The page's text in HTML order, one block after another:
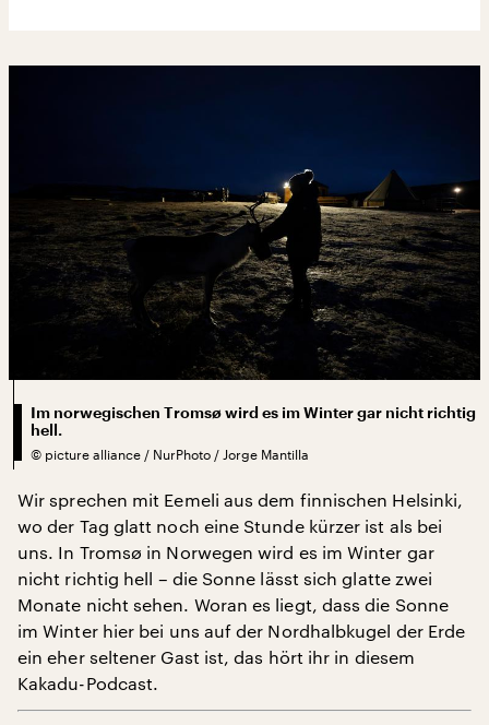
Im norwegischen Tromsø wird es im Winter gar nicht richtig
hell.
© picture alliance / NurPhoto / Jorge Mantilla
Wir sprechen mit Eemeli aus dem finnischen Helsinki,
wo der Tag glatt noch eine Stunde kürzer ist als bei
uns. In Tromsø in Norwegen wird es im Winter gar
nicht richtig hell – die Sonne lässt sich glatte zwei
Monate nicht sehen. Woran es liegt, dass die Sonne
im Winter hier bei uns auf der Nordhalbkugel der Erde
ein eher seltener Gast ist, das hört ihr in diesem
Kakadu-Podcast.